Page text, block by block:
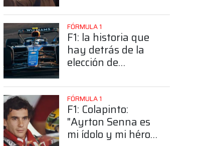
posición de
Colapinto
FÓRMULA 1
F1: la historia que
hay detrás de la
elección de
número 43
FÓRMULA 1
F1: Colapinto:
"Ayrton Senna es
mi ídolo y mi héroe